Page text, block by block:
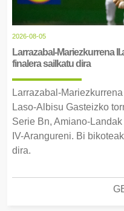
2026-08-05
Larrazabal-Mariezkurrena
finalera sailkatu dira
Larrazabal-
Laso-Albisu Gasteizko
Serie Bn, Amiano-
IV-Arangureni. Bi
dira.